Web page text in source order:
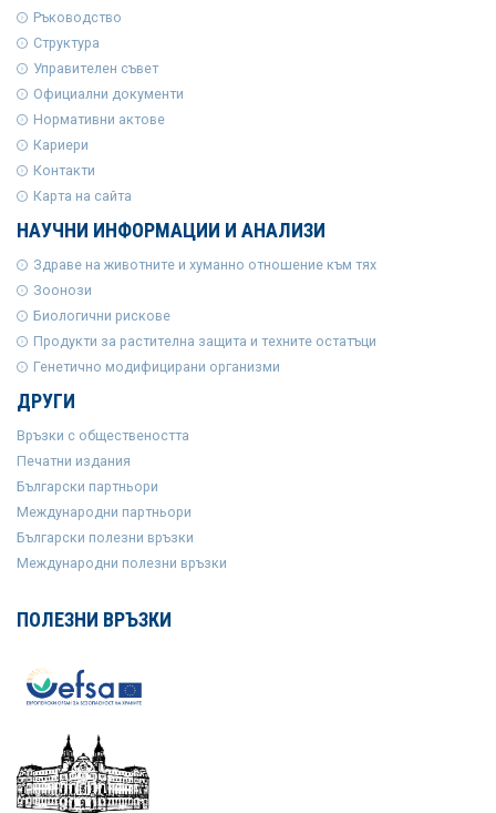
Ръководство
Структура
Управителен съвет
Официални документи
Нормативни актове
Кариери
Контакти
Карта на сайта
НАУЧНИ ИНФОРМАЦИИ И АНАЛИЗИ
Здраве на животните и хуманно отношение към тях
Зоонози
Биологични рискове
Продукти за растителна защита и техните остатъци
Генетично модифицирани организми
ДРУГИ
Връзки с обществеността
Печатни издания
Български партньори
Международни партньори
Български полезни връзки
Международни полезни връзки
ПОЛЕЗНИ ВРЪЗКИ